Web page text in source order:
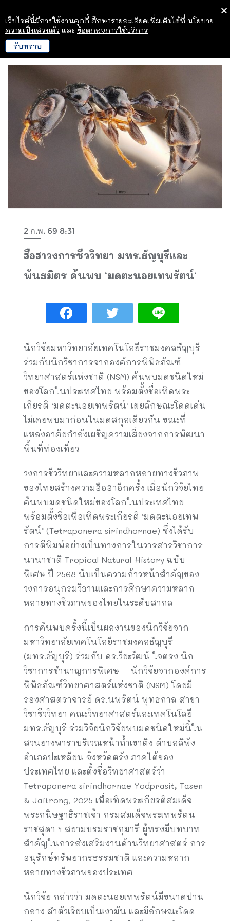
2 ก.พ. 69 8:31
ฮือฮาวงการชีววิทยา มทร.ธัญบุรีและ
พันธมิตร ค้นพบ ‘มดตะนอยเทพรัตน์’
นักวิจัยมหาวิทยาลัยเทคโนโลยีราชมงคลธัญบุรี
ร่วมกับนักวิชาการจากองค์การพิพิธภัณฑ์
วิทยาศาสตร์แห่งชาติ (NSM) ค้นพบมดชนิดใหม่
ของโลกในประเทศไทย พร้อมตั้งชื่อเทิดพระ
เกียรติ ‘มดตะนอยเทพรัตน์’ เผยลักษณะโดดเด่น
ไม่เคยพบมาก่อนในมดสกุลเดียวกัน ขณะที่
แหล่งอาศัยกำลังเผชิญความเสี่ยงจากการพัฒนา
พื้นที่ท่องเที่ยว
วงการชีววิทยาและความหลากหลายทางชีวภาพ
ของไทยสร้างความฮือฮาอีกครั้ง เมื่อนักวิจัยไทย
ค้นพบมดชนิดใหม่ของโลกในประเทศไทย
พร้อมตั้งชื่อเพื่อเทิดพระเกียรติ ‘มดตะนอยเทพ
รัตน์’ (Tetraponera sirindhornae) ซึ่งได้รับ
การตีพิมพ์อย่างเป็นทางการในวารสารวิชาการ
นานาชาติ Tropical Natural History ฉบับ
พิเศษ ปี 2568 นับเป็นความก้าวหน้าสำคัญของ
วงการอนุกรมวิธานและการศึกษาความหลาก
หลายทางชีวภาพของไทยในระดับสากล
การค้นพบครั้งนี้เป็นผลงานของนักวิจัยจาก
มหาวิทยาลัยเทคโนโลยีราชมงคลธัญบุรี
(มทร.ธัญบุรี) ร่วมกับ ดร.วียะวัฒน์ ใจตรง นัก
วิชาการชำนาญการพิเศษ – นักวิจัยจากองค์การ
พิพิธภัณฑ์วิทยาศาสตร์แห่งชาติ (NSM) โดยมี
รองศาสตราจารย์ ดร.นพรัตน์ พุทธกาล สาขา
วิชาชีววิทยา คณะวิทยาศาสตร์และเทคโนโลยี
มทร.ธัญบุรี ร่วมวิจัยนักวิจัยพบมดชนิดใหม่นี้ใน
สวนยางพาราบริเวณหน้าถ้ำเขาติง ตำบลลิพัง
อำเภอปะเหลียน จังหวัดตรัง ภาคใต้ของ
ประเทศไทย และตั้งชื่อวิทยาศาสตร์ว่า
Tetraponera sirindhornae Yodprasit, Tasen
& Jaitrong, 2025 เพื่อเทิดพระเกียรติสมเด็จ
พระกนิษฐาธิราชเจ้า กรมสมเด็จพระเทพรัตน
ราชสุดา ฯ สยามบรมราชกุมารี ผู้ทรงมีบทบาท
สำคัญในการส่งเสริมงานด้านวิทยาศาสตร์ การ
อนุรักษ์ทรัพยากรธรรมชาติ และความหลาก
หลายทางชีวภาพของประเทศ
นักวิจัย กล่าวว่า มดตะนอยเทพรัตน์มีขนาดปาน
กลาง ลำตัวเรียบเป็นเงามัน และมีลักษณะโดด
เว็บไซต์นี้มีการใช้งานคุกกี้ ศึกษารายละเอียดเพิ่มเติมได้ที่ นโยบาย
ความเป็นส่วนตัว และ ข้อตกลงการใช้บริการ
รับทราบ